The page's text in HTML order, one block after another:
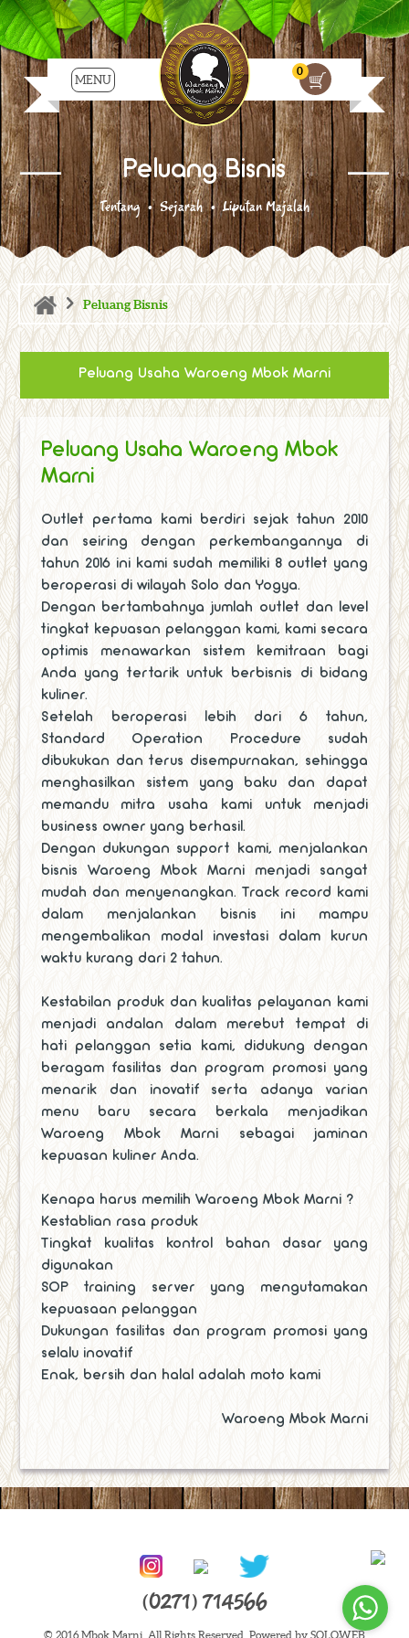
MENU
0
Peluang Bisnis
Tentang • Sejarah • Liputan Majalah
> Peluang Bisnis
Peluang Usaha Waroeng Mbok Marni
Peluang Usaha Waroeng Mbok
Marni
Outlet pertama kami berdiri sejak tahun 2010
dan seiring dengan perkembangannya di
tahun 2016 ini kami sudah memiliki 8 outlet yang
beroperasi di wilayah Solo dan Yogya.
Dengan bertambahnya jumlah outlet dan level
tingkat kepuasan pelanggan kami, kami secara
optimis menawarkan sistem kemitraan bagi
Anda yang tertarik untuk berbisnis di bidang
kuliner.
Setelah beroperasi lebih dari 6 tahun,
Standard Operation Procedure sudah
dibukukan dan terus disempurnakan, sehingga
menghasilkan sistem yang baku dan dapat
memandu mitra usaha kami untuk menjadi
business owner yang berhasil.
Dengan dukungan support kami, menjalankan
bisnis Waroeng Mbok Marni menjadi sangat
mudah dan menyenangkan. Track record kami
dalam menjalankan bisnis ini mampu
mengembalikan modal investasi dalam kurun
waktu kurang dari 2 tahun.
Kestabilan produk dan kualitas pelayanan kami
menjadi andalan dalam merebut tempat di
hati pelanggan setia kami, didukung dengan
beragam fasilitas dan program promosi yang
menarik dan inovatif serta adanya varian
menu baru secara berkala menjadikan
Waroeng Mbok Marni sebagai jaminan
kepuasan kuliner Anda.
Kenapa harus memilih Waroeng Mbok Marni ?
Kestablian rasa produk
Tingkat kualitas kontrol bahan dasar yang
digunakan
SOP training server yang mengutamakan
kepuasaan pelanggan
Dukungan fasilitas dan program promosi yang
selalu inovatif
Enak, bersih dan halal adalah moto kami
Waroeng Mbok Marni
(0271) 714566
© 2016 Mbok Marni. All Rights Reserved. Powered by SOLOWEB